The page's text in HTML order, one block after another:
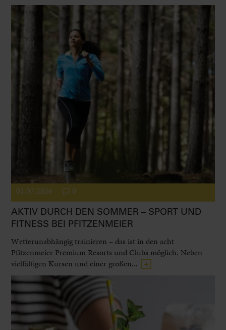
01.07.2026 0
AKTIV DURCH DEN SOMMER – SPORT UND
FITNESS BEI PFITZENMEIER
Wetterunabhängig trainieren – das ist in den acht
Pfitzenmeier Premium Resorts und Clubs möglich. Neben
vielfältigen Kursen und einer großen...